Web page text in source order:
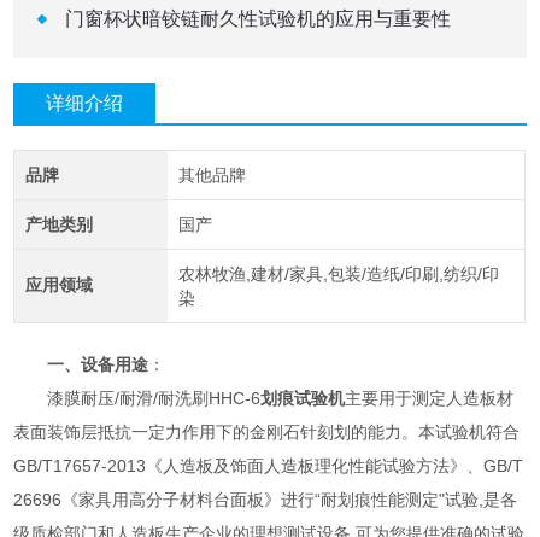
门窗杯状暗铰链耐久性试验机的应用与重要性
详细介绍
品牌 其他品牌
产地类别 国产
应用领域
农林牧渔,建材/家具,包装/造纸/印刷,纺织/印
染
一、设备用途 ：
漆膜耐压/耐滑/耐洗刷HHC-6划痕试验机主要用于测定人造板材
表面装饰层抵抗一定力作用下的金刚石针刻划的能力。本试验机符合
GB/T17657-2013《人造板及饰面人造板理化性能试验方法》、GB/T
26696《家具用高分子材料台面板》进行“耐划痕性能测定"试验,是各